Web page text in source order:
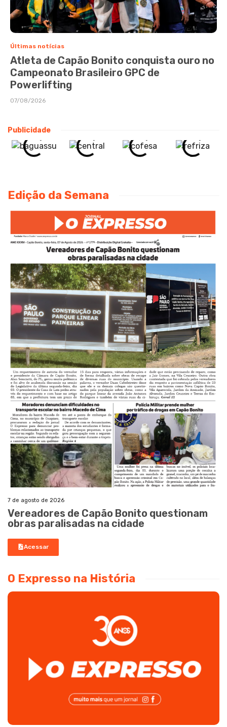
Últimas notícias
Atleta de Capão Bonito conquista ouro no
Campeonato Brasileiro GPC de
Powerlifting
07/08/2026
Publicidade
Edição da Semana
7 de agosto de 2026
Vereadores de Capão Bonito questionam
obras paralisadas na cidade
Acessar
O Expresso na História